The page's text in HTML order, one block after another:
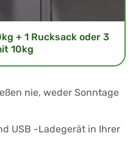
+ 1 Rucksack oder 3
10kg
nie, weder Sonntage
USB -Ladegerät in Ihrer